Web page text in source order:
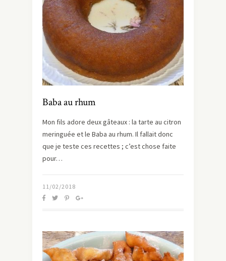
Baba au rhum
Mon fils adore deux gâteaux : la tarte au citron
meringuée et le Baba au rhum. Il fallait donc
que je teste ces recettes ; c’est chose faite
pour…
11/02/2018